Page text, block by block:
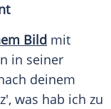
Bild mit
in seiner
deinem
was hab ich zu